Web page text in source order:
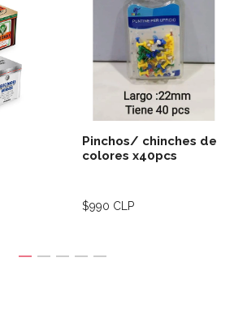
Pinchos/ chinches de
colores x40pcs
$990 CLP